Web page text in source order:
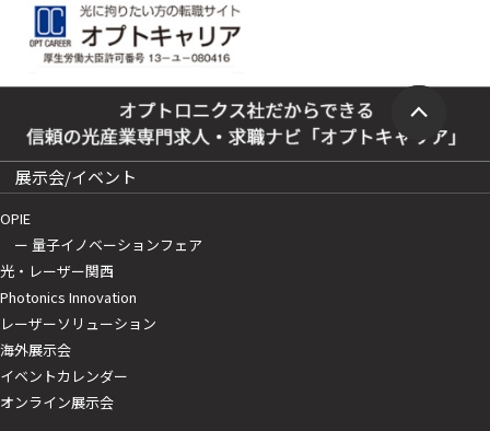
展示会/イベント
OPIE
ー 量子イノベーションフェア
光・レーザー関西
Photonics Innovation
レーザーソリューション
海外展示会
イベントカレンダー
オンライン展示会